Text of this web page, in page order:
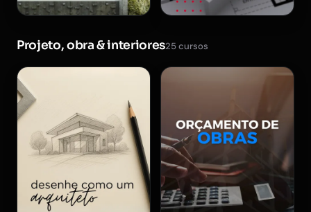
Projeto, obra & interiores25 cursos